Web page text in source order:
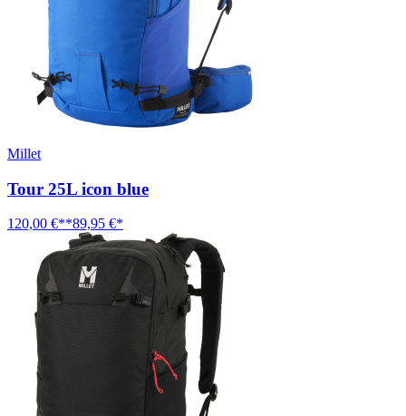
Millet
Tour 25L icon blue
120,00 €**89,95 €*